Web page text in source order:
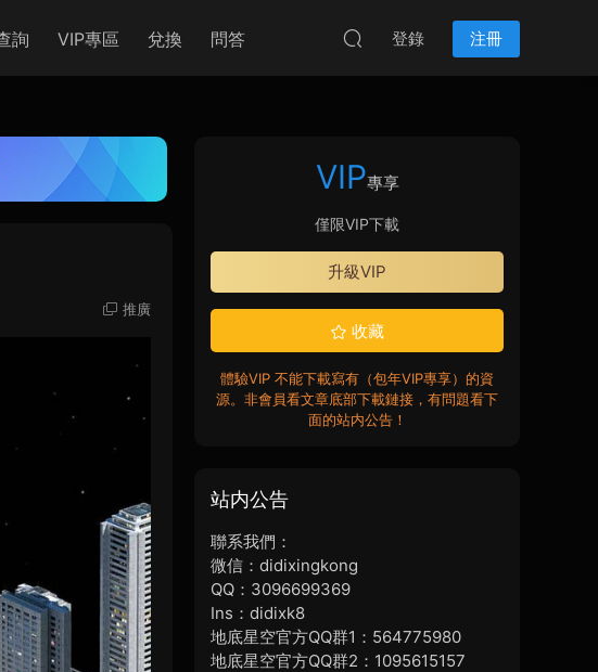
詢 VIP專區 兌換 問答 登錄 注冊
推廣
VIP專享
僅限VIP下載
升級VIP
收藏
體驗VIP 不能下載寫有（包年VIP專享）的資
源。非會員看文章底部下載鏈接，有問題看下
面的站内公告！
站内公告
聯系我們：
微信：didixingkong
QQ：3096699369
Ins：didixk8
地底星空官方QQ群1：564775980
地底星空官方QQ群2：1095615157